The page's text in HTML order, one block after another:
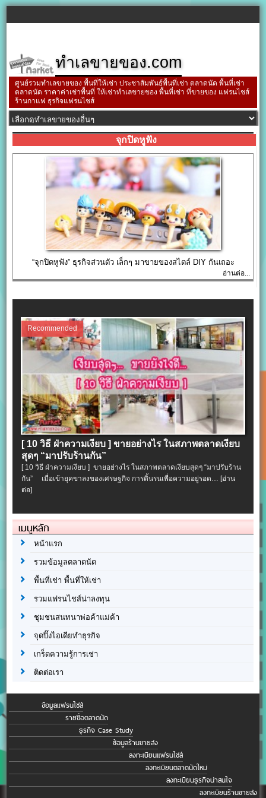
ทำเลขายของ.com
ศูนย์รวมทำเลขายของ พื้นที่ให้เช่า ประชาสัมพันธ์พื้นที่เช่า ตลาดนัด พื้นที่เช่า
ตลาดนัด ราคาค่าเช่าพื้นที่ ให้เช่าทำเลขายของ พื้นที่เช่า ที่ขายของ แฟรนไชส์
ร้านกาแฟ ธุรกิจแฟรนไชส์
จุกปิดหูฟัง
“จุกปิดหูฟัง” ธุรกิจส่วนตัว เล็กๆ มาขายของสไตล์ DIY กันเถอะ
อ่านต่อ...
Recommended
[ 10 วิธี ฝ่าความเงียบ ] ขายอย่างไร ในสภาพตลาดเงียบ
สุดๆ “มาปรับร้านกัน”
[ 10 วิธี ฝ่าความเงียบ ] ขายอย่างไร ในสภาพตลาดเงียบสุดๆ “มาปรับร้าน
กัน” เมื่อเข้ายุคขาลงของเศรษฐกิจ การดิ้นรนเพื่อความอยู่รอด…[อ่าน
ต่อ]
เมนูหลัก
หน้าแรก
รวมข้อมูลตลาดนัด
พื้นที่เช่า พื้นที่ให้เช่า
รวมแฟรนไชส์น่าลงทุน
ชุมชนสนทนาพ่อค้าแม่ค้า
จุดปิ๊งไอเดียทำธุรกิจ
เกร็ดความรู้การเช่า
ติดต่อเรา
ข้อมูลแฟรนไชส์
รายชื่อตลาดนัด
ธุรกิจ Case Study
ข้อมูลร้านขายส่ง
ลงทะเบียนแฟรนไชส์
ลงทะเบียนตลาดนัดใหม่
ลงทะเบียนธุรกิจน่าสนใจ
ลงทะเบียนร้านขายส่ง